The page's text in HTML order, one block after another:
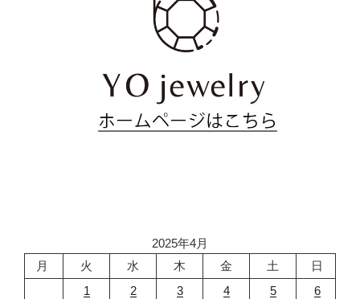
2025年4月
月
火 水 木 金 土
日
1
2 3 4 5
6